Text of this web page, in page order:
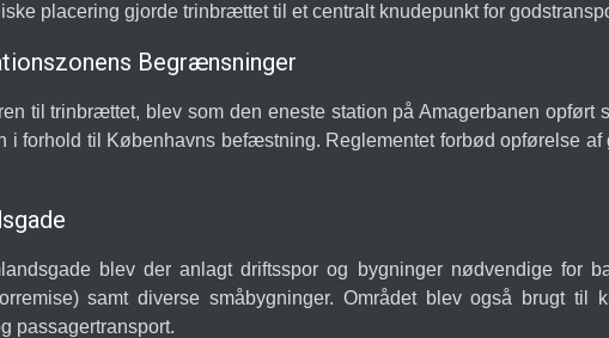
placering gjorde trinbrættet til et centralt knudepunkt for
Begrænsninger
til trinbrættet, blev som den eneste station på Amagerbanen
i forhold til Københavns befæstning. Reglementet forbød opførelse
blev der anlagt driftsspor og bygninger nødvendige for
samt diverse småbygninger. Området blev også brugt
passagertransport.